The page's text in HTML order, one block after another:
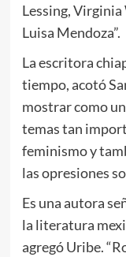
Lessing,
Luisa Mendoza”.
La escritora
tiempo, acotó
mostrar como
temas tan
feminismo y
las opresiones
Es una autora
la literatura
agregó Uribe.